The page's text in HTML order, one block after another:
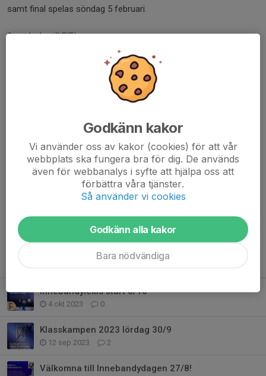
samt final spelas söndag 5 februari.
Stort lycka till EIF!
För mer info om Veteran-SM klicka här.
Kommentarer
Dan Mattsson25 jan 2023
Heja Vets! 👏
Rickard Andersson25 jan 2023
Innebandylekis start 8/10
4 okt 2023 0
Klasskampen 2023 lördag 30/9
12 sep 2023 2
Välkomna till Innebandydagen 27/8!
Godkänn kakor
Vi använder oss av kakor (cookies) för att vår
webbplats ska fungera bra för dig. De används
även för webbanalys i syfte att hjälpa oss att
förbättra våra tjänster.
Så använder vi cookies
Godkänn alla kakor
Bara nödvändiga